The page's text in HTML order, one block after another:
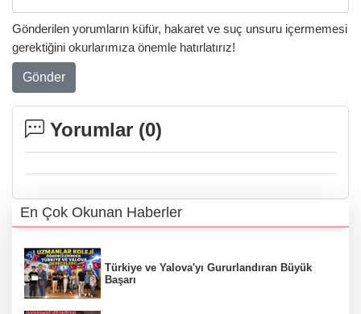
Gönderilen yorumların küfür, hakaret ve suç unsuru içermemesi
gerektiğini okurlarımıza önemle hatırlatırız!
Gönder
Yorumlar (0)
En Çok Okunan Haberler
Türkiye ve Yalova'yı Gururlandıran Büyük
Başarı